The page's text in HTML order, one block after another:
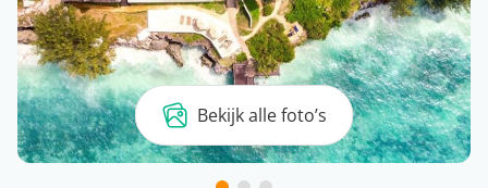
Bekijk alle foto’s